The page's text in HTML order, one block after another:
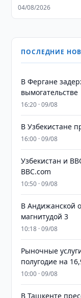
04/08/2026
ПОСЛЕДНИЕ
В Фергане
вымогательстве
16:20 · 09/08
В Узбекистане
16:00 · 09/08
Узбекистан и
BBC.com
10:50 · 09/08
В Андижанской
магнитудой 3
10:18 · 09/08
Рыночные
полугодие на
10:00 · 09/08
В Ташкенте